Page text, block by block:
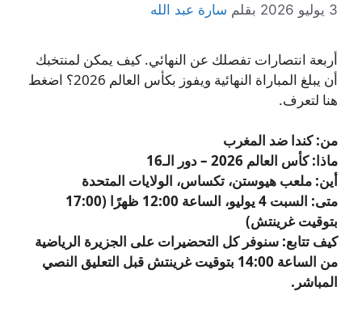
3 يوليو 2026 بقلم سارة عبد الله
أربعة انتصارات تفصلك عن النهائي. كيف يمكن لمنتخبك
أن يبلغ المباراة النهائية ويفوز بكأس العالم 2026؟ اضغط
هنا لتعرف.
من: كندا ضد المغرب
ماذا: كأس العالم 2026 – دور الـ16
أين: ملعب هيوستن، تكساس، الولايات المتحدة
متى: السبت 4 يوليو، الساعة 12:00 ظهرًا (17:00
بتوقيت غرينتش)
كيف تتابع: سنوفر كل التحضيرات على الجزيرة الرياضية
من الساعة 14:00 بتوقيت غرينتش قبل التعليق النصي
المباشر.